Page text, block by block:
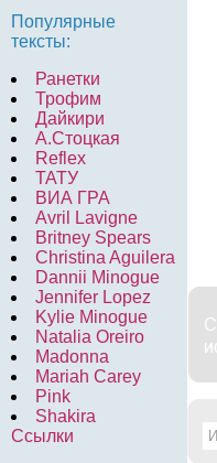
Популярные
тексты:
Ранетки
Трофим
Дайкири
А.Стоцкая
Reflex
ТАТУ
ВИА ГРА
Avril Lavigne
Britney Spears
Christina Aguilera
Dannii Minogue
Jennifer Lopez
Kylie Minogue
Natalia Oreiro
Madonna
Mariah Carey
Pink
Shakira
Ссылки